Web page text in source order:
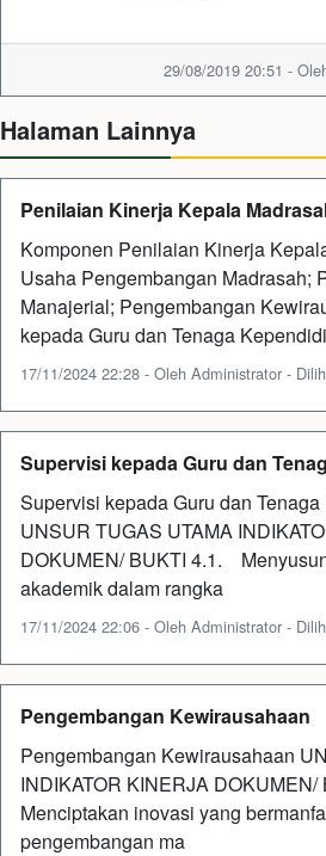
29/08/2019 20:51 -
Halaman Lainnya
Penilaian Kinerja Kepala
Komponen Penilaian Kinerja
Usaha Pengembangan Madrasah;
Manajerial; Pengembangan
kepada Guru dan Tenaga
17/11/2024 22:28 - Oleh Administrator -
Supervisi kepada Guru dan
Supervisi kepada Guru dan
UNSUR TUGAS UTAMA
DOKUMEN/ BUKTI 4.1.
akademik dalam rangka
17/11/2024 22:06 - Oleh Administrator -
Pengembangan Kewirausahaan
Pengembangan Kewirausahaan
INDIKATOR KINERJA DOKUMEN/
Menciptakan inovasi yang
pengembangan ma